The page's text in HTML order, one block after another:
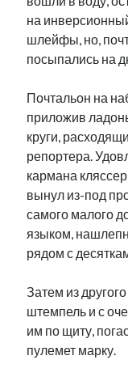
на
шлейфы, но,
посыпались на
Почтальон на
приложив
круги,
репортера.
кармана
вынул из-под
самого малого
языком,
рядом с
Затем из
штемпель и с
им по щиту,
пулемет марку.